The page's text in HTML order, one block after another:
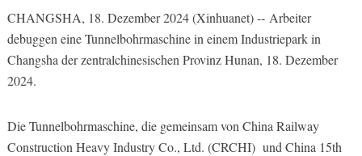
CHANGSHA, 18. Dezember 2024 (Xinhuanet) -- Arbeiter
debuggen eine Tunnelbohrmaschine in einem Industriepark in
Changsha der zentralchinesischen Provinz Hunan, 18. Dezember
2024.
Die Tunnelbohrmaschine, die gemeinsam von China Railway
Construction Heavy Industry Co., Ltd. (CRCHI) und China 15th